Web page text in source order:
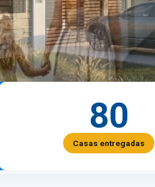
80
Casas entregadas